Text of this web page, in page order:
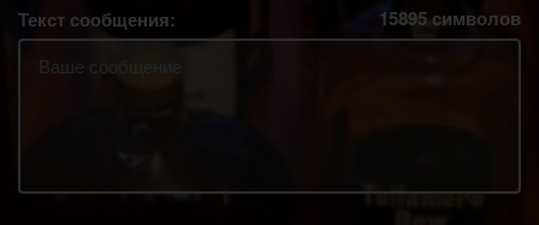
Текст сообщения: 15895символов